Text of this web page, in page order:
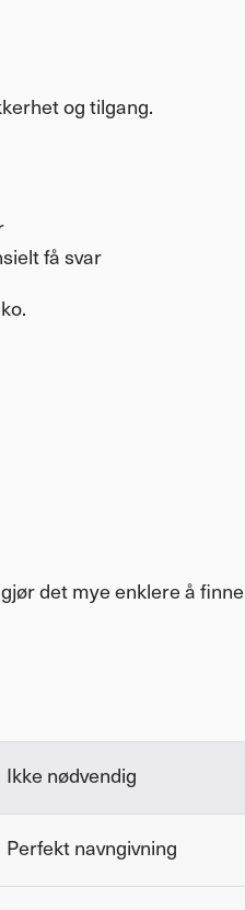
og tilgang.
få svar
det mye enklere å finne
Ikke nødvendig
Perfekt navngivning